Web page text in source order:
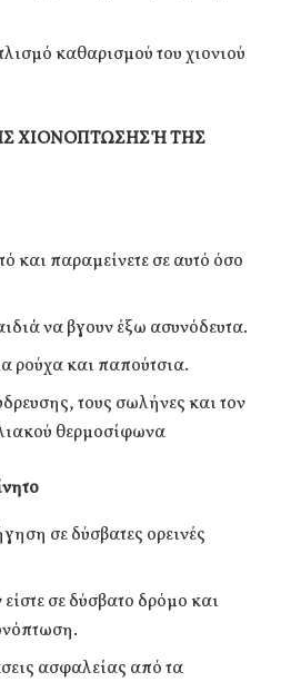
καθαρισμού του χιονιού
ΧΙΟΝΟΠΤΩΣΗΣ Ή ΤΗΣ
και παραμείνετε σε αυτό όσο
να βγουν έξω ασυνόδευτα.
ρούχα και παπούτσια.
τους σωλήνες και τον
θερμοσίφωνα
σε δύσβατες ορεινές
σε δύσβατο δρόμο και
ασφαλείας από τα